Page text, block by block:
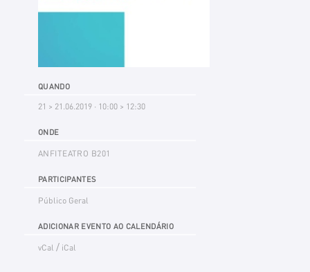
QUANDO
21 > 21.06.2019 · 10:00 > 12:30
ONDE
ANFITEATRO B201
PARTICIPANTES
Público Geral
ADICIONAR EVENTO AO CALENDÁRIO
vCal / iCal